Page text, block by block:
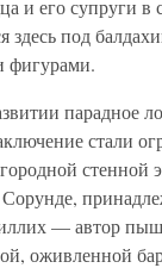
и его супруги в
здесь под
фигурами.
парадное
стали
стенной
Сорунде,
— автор
оживленной